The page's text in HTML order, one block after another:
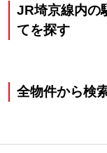
JR埼京線内の
てを探す
全物件から検